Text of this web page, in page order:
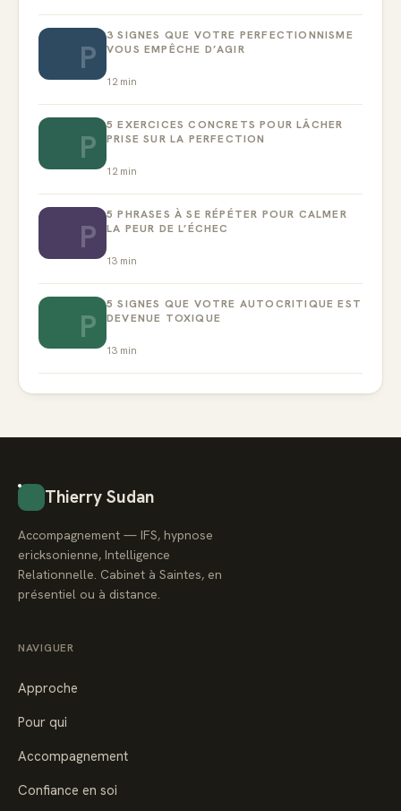
P
3 SIGNES QUE VOTRE PERFECTIONNISME
VOUS EMPÊCHE D’AGIR
12min
P
5 EXERCICES CONCRETS POUR LÂCHER
PRISE SUR LA PERFECTION
12min
P
5 PHRASES À SE RÉPÉTER POUR CALMER
LA PEUR DE L’ÉCHEC
13 min
P
5 SIGNES QUE VOTRE AUTOCRITIQUE EST
DEVENUE TOXIQUE
13 min
Thierry Sudan
Accompagnement — IFS, hypnose
ericksonienne, Intelligence
Relationnelle. Cabinet à Saintes, en
présentiel ou à distance.
NAVIGUER
Approche
Pour qui
Accompagnement
Confiance en soi